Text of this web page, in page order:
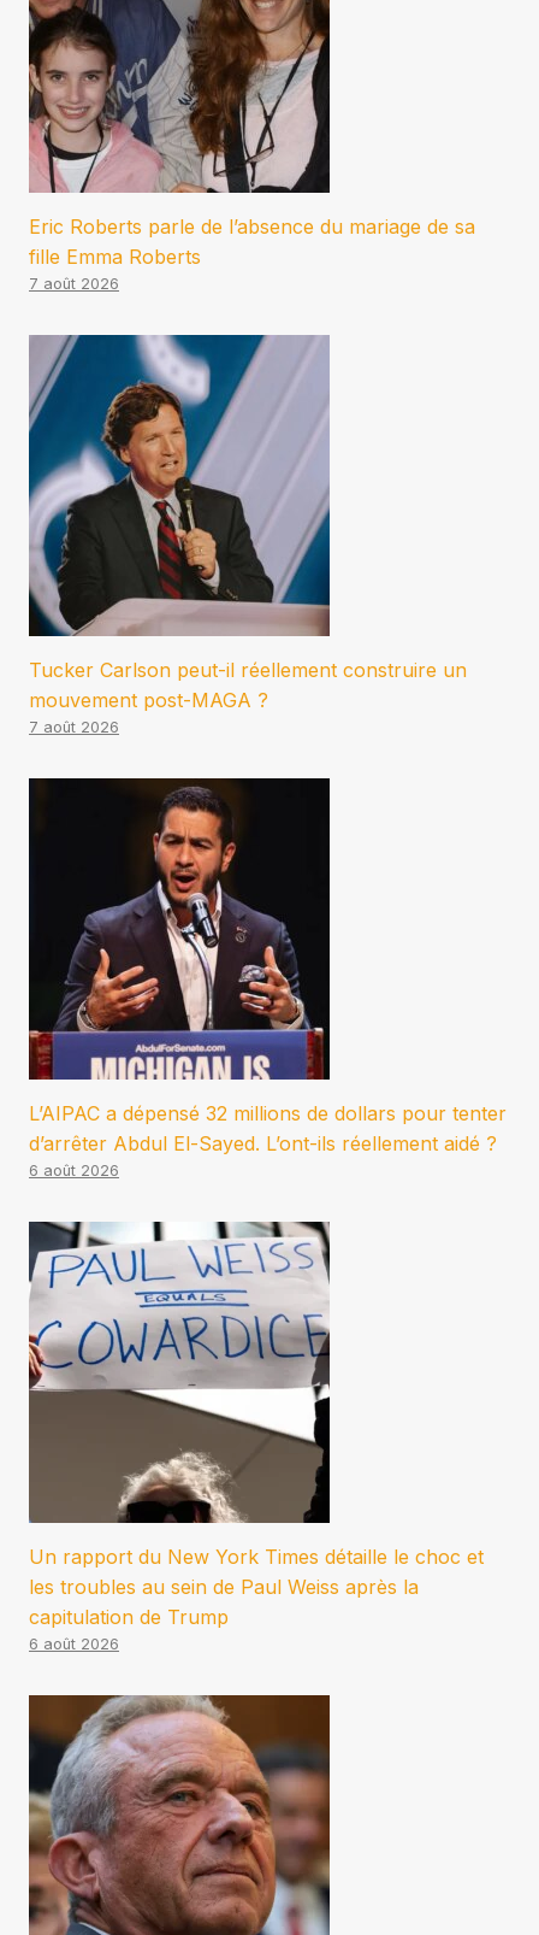
Eric Roberts parle de l’absence du mariage de sa
fille Emma Roberts
7 août 2026
Tucker Carlson peut-il réellement construire un
mouvement post-MAGA ?
7 août 2026
L’AIPAC a dépensé 32 millions de dollars pour tenter
d’arrêter Abdul El-Sayed. L’ont-ils réellement aidé ?
6 août 2026
Un rapport du New York Times détaille le choc et
les troubles au sein de Paul Weiss après la
capitulation de Trump
6 août 2026